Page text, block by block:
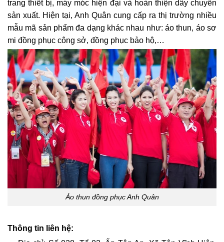
trang thiết bị, máy móc hiện đại và hoàn thiện dây chuyền
sản xuất. Hiện tại, Anh Quân cung cấp ra thị trường nhiều
mẫu mã sản phẩm đa dạng khác nhau như: áo thun, áo sơ
mi đồng phục công sở, đồng phục bảo hộ,…
Áo thun đồng phục Anh Quân
Thông tin liên hệ: